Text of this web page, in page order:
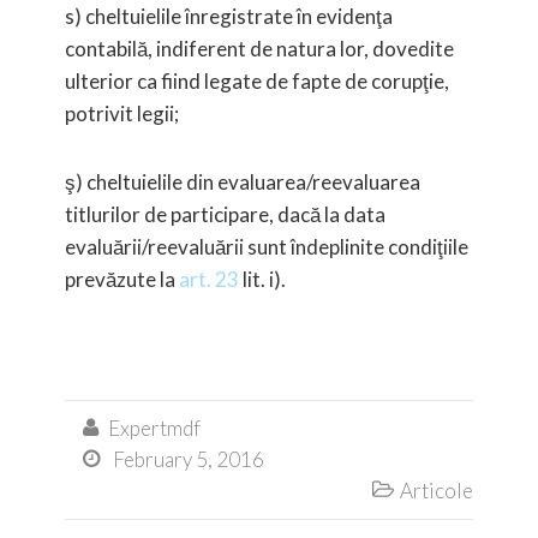
s) cheltuielile înregistrate în evidenţa
contabilă, indiferent de natura lor, dovedite
ulterior ca fiind legate de fapte de corupţie,
potrivit legii;
ş) cheltuielile din evaluarea/reevaluarea
titlurilor de participare, dacă la data
evaluării/reevaluării sunt îndeplinite condiţiile
prevăzute la art. 23 lit. i).
 Expertmdf
 February 5, 2016
 Articole